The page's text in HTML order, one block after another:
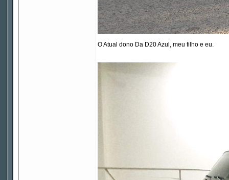
O Atual dono Da D20 Azul, meu filho e eu.